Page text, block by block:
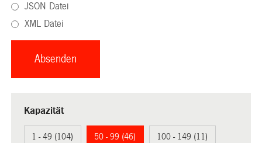
JSON Datei
XML Datei
Kapazität
1 - 49 (104) 50 - 99 (46) 100 - 149 (11)